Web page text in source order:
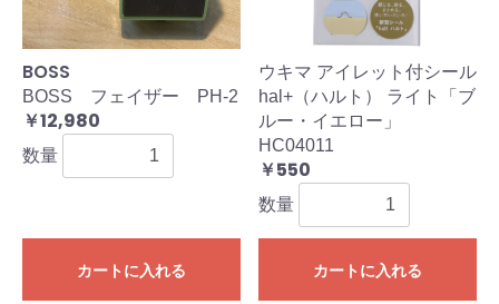
BOSS
BOSS フェイザー PH-2
￥12,980
数量
カートに入れる
ウキマ アイレット付シール
hal+（ハルト） ライト「ブ
ルー・イエロー」
HC04011
￥550
数量
カートに入れる